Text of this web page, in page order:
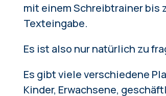
Maschinenschreibens
4. Typing.com — ein
Fazit
FAQ — häufig gestellte
mit einem Schreibtrainer bis
Texteingabe.
Es ist also nur natürlich zu
Es gibt viele verschiedene
Kinder, Erwachsene,